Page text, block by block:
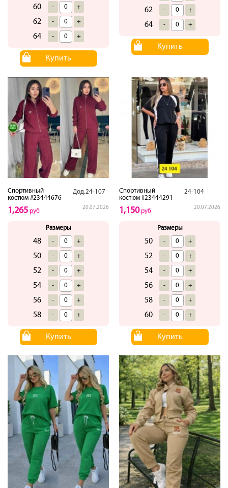
60 - +
62 - +
64 - +
Купить
62 - +
64 - +
Купить
Спортивный
костюм #23444676
Дод.24-107
20.07.2026
1,265 руб
Размеры
48 - +
50 - +
52 - +
54 - +
56 - +
58 - +
Купить
Спортивный
костюм #23444291
24-104
20.07.2026
1,150руб
Размеры
50 - +
52 - +
54 - +
56 - +
58 - +
60 - +
Купить